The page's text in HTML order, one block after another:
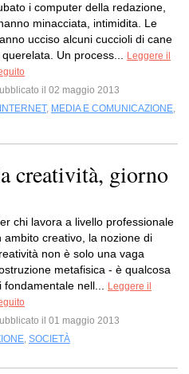
i computer della redazione,
minacciata, intimidita. Le
ucciso alcuni cuccioli di cane
querelata. Un process...
Leggere il
il 02 maggio 2013
INTERNET, MEDIA E COMUNICAZIONE,
creatività, giorno
chi lavora a livello professionale
ambito creativo, la nozione di
non è solo una vaga
metafisica - è qualcosa
fondamentale nell...
Leggere il
il 01 maggio 2013
, SOCIETÀ